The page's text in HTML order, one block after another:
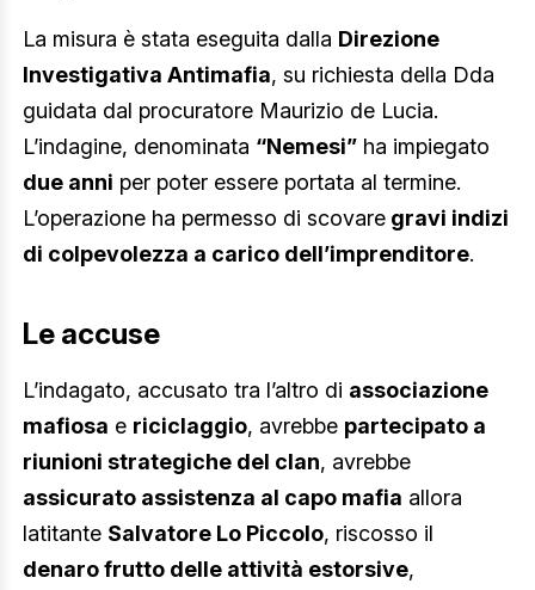
La misura è stata eseguita dalla Direzione
Investigativa Antimafia, su richiesta della Dda
guidata dal procuratore Maurizio de Lucia.
L’indagine, denominata “Nemesi” ha impiegato
due anni per poter essere portata al termine.
L’operazione ha permesso di scovare gravi indizi
di colpevolezza a carico dell’imprenditore.
Le accuse
L’indagato, accusato tra l’altro di associazione
mafiosa e riciclaggio, avrebbe partecipato a
riunioni strategiche del clan, avrebbe
assicurato assistenza al capo mafia allora
latitante Salvatore Lo Piccolo, riscosso il
denaro frutto delle attività estorsive,